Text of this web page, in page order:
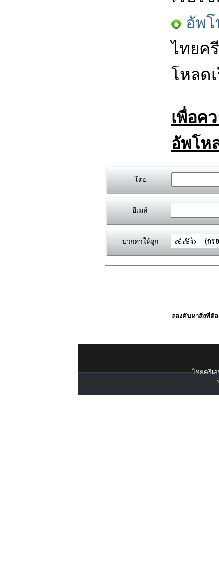
อัพ
ไทยค
โหลด
เพื่อค
อัพโห
โดย
อีเมล์
บวกค่าให้ถูก
ลองค้นหาสิ่งที่ต้อ
ไทยครีเอ
[